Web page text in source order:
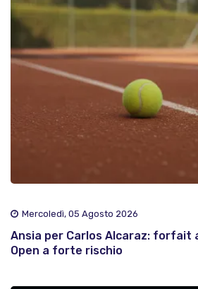
Mercoledì, 05 Agosto 2026
Ansia per Carlos Alcaraz: forfait
Open a forte rischio